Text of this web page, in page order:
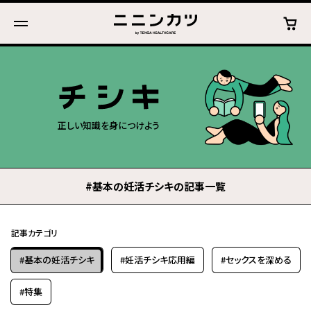
正しい知識を身につけよう
#基本の妊活チシキの記事一覧
記事カテゴリ
#基本の妊活チシキ #妊活チシキ応用編 #セックスを深める
#特集